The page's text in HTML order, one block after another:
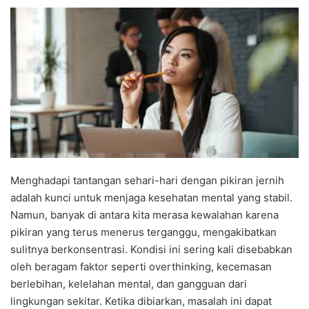
Menghadapi tantangan sehari-hari dengan pikiran jernih
adalah kunci untuk menjaga kesehatan mental yang stabil.
Namun, banyak di antara kita merasa kewalahan karena
pikiran yang terus menerus terganggu, mengakibatkan
sulitnya berkonsentrasi. Kondisi ini sering kali disebabkan
oleh beragam faktor seperti overthinking, kecemasan
berlebihan, kelelahan mental, dan gangguan dari
lingkungan sekitar. Ketika dibiarkan, masalah ini dapat